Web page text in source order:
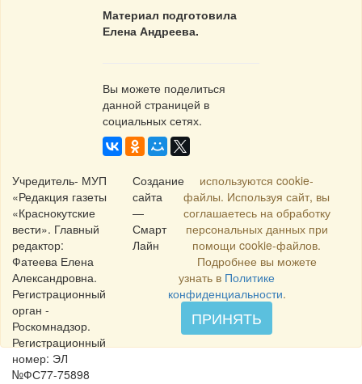
Материал подготовила
Елена Андреева.
Вы можете поделиться
данной страницей в
социальных сетях.
Учредитель- МУП
«Редакция газеты
«Краснокутские
вести». Главный
редактор:
Фатеева Елена
Александровна.
Регистрационный
орган -
Роскомнадзор.
Регистрационный
номер: ЭЛ
№ФС77-75898
Создание
сайта
—
Смарт
Лайн
используются cookie-
файлы. Используя сайт, вы
соглашаетесь на обработку
персональных данных при
помощи cookie-файлов.
Подробнее вы можете
узнать в Политике
конфиденциальности.
ПРИНЯТЬ